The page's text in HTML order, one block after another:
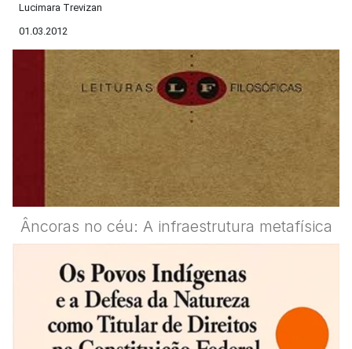
Lucimara Trevizan
01.03.2012
Âncoras no céu: A infraestrutura metafísica